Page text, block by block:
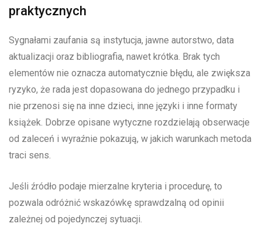
praktycznych
Sygnałami zaufania są instytucja, jawne autorstwo, data
aktualizacji oraz bibliografia, nawet krótka. Brak tych
elementów nie oznacza automatycznie błędu, ale zwiększa
ryzyko, że rada jest dopasowana do jednego przypadku i
nie przenosi się na inne dzieci, inne języki i inne formaty
książek. Dobrze opisane wytyczne rozdzielają obserwacje
od zaleceń i wyraźnie pokazują, w jakich warunkach metoda
traci sens.
Jeśli źródło podaje mierzalne kryteria i procedurę, to
pozwala odróżnić wskazówkę sprawdzalną od opinii
zależnej od pojedynczej sytuacji.